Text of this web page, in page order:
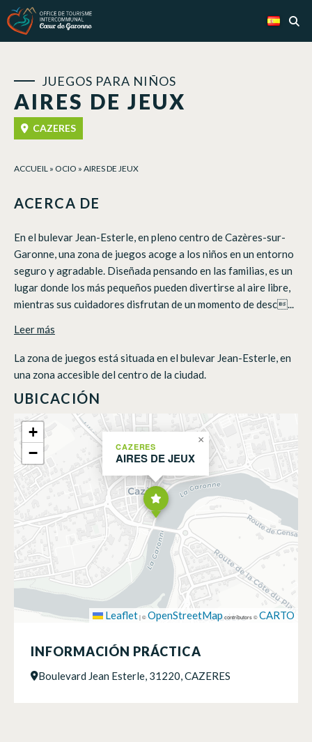
AIRES DE JEUX
JUEGOS PARA NIÑOS
CAZERES
ACCUEIL » OCIO » AIRES DE JEUX
ACERCA DE
En el bulevar Jean-Esterle, en pleno centro de Cazères-sur-
Garonne, una zona de juegos acoge a los niños en un entorno
seguro y agradable. Diseñada pensando en las familias, es un
lugar donde los más pequeños pueden divertirse al aire libre,
mientras sus cuidadores disfrutan de un momento de desc...
Leer más
La zona de juegos está situada en el bulevar Jean-Esterle, en
una zona accesible del centro de la ciudad.
UBICACIÓN
CAZERES
AIRES DE JEUX
×
+
−
Leaflet|©OpenStreetMapcontributors ©CARTO
INFORMACIÓN PRÁCTICA
Boulevard Jean Esterle, 31220, CAZERES
Panel de gestión de cookies